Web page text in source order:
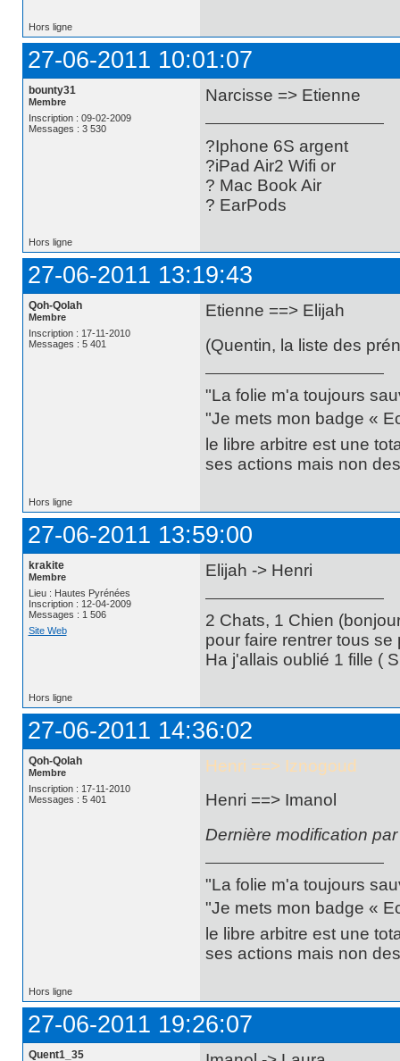
Hors ligne
27-06-2011 10:01:07
bounty31
Membre
Inscription : 09-02-2009
Messages : 3 530
Narcisse => Etienne
?Iphone 6S argent
?iPad Air2 Wifi or
? Mac Book Air
? EarPods
Hors ligne
27-06-2011 13:19:43
Qoh-Qolah
Membre
Inscription : 17-11-2010
Messages : 5 401
Etienne ==> Elijah
(Quentin, la liste des
"La folie m'a toujours
"Je mets mon badge «
le libre arbitre est une
ses actions mais non
Hors ligne
27-06-2011 13:59:00
krakite
Membre
Lieu : Hautes Pyrénées
Inscription : 12-04-2009
Messages : 1 506
Site Web
Elijah -> Henri
2 Chats, 1 Chien
pour faire rentrer tous se
Ha j'allais oublié 1 fille (
Hors ligne
27-06-2011 14:36:02
Qoh-Qolah
Membre
Inscription : 17-11-2010
Messages : 5 401
Henri ==> Iznogoud
Henri ==> Imanol
Dernière modification
"La folie m'a toujours
"Je mets mon badge «
le libre arbitre est une
ses actions mais non
Hors ligne
27-06-2011 19:26:07
Quent1_35